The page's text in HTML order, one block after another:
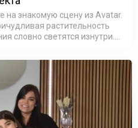
на знакомую сцену из Avatar.
растительность
словно светятся изнутри.